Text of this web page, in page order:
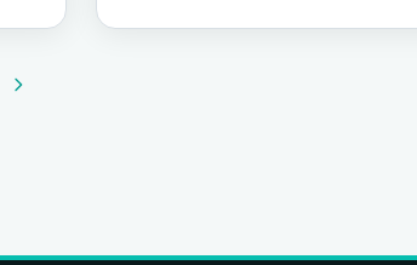
narzędzia zarządzania. Pięć zasad,